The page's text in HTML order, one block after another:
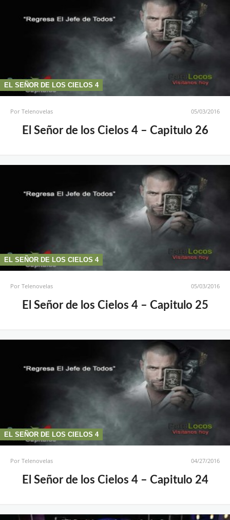
EL SEÑOR DE LOS CIELOS 4
PorTelenovelas 05/03/2016
El Señor de los Cielos 4 – Capitulo 26
EL SEÑOR DE LOS CIELOS 4
PorTelenovelas 05/03/2016
El Señor de los Cielos 4 – Capitulo 25
EL SEÑOR DE LOS CIELOS 4
PorTelenovelas 04/27/2016
El Señor de los Cielos 4 – Capitulo 24